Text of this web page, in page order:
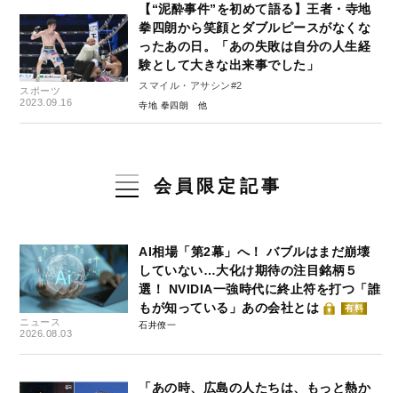
スポーツ
2023.09.16
【“泥酔事件”を初めて語る】王者・寺地
拳四朗から笑顔とダブルピースがなくな
ったあの日。「あの失敗は自分の人生経
験として大きな出来事でした」
スマイル・アサシン#2
寺地 拳四朗
会員限定記事
ニュース
2026.08.03
AI相場「第2幕」へ！ バブルはまだ崩壊
していない…大化け期待の注目銘柄５
選！ NVIDIA一強時代に終止符を打つ「誰
もが知っている」あの会社とは
有料
石井僚一
「あの時、広島の人たちは、もっと熱か